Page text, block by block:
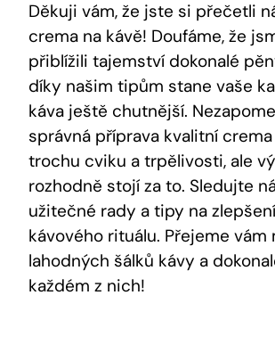
Děkuji vám, že jste si přečetli
crema na kávě! Doufáme, že
přiblížili tajemství dokonalé
díky našim tipům stane vaše
káva ještě chutnější.
správná příprava kvalitní
trochu cviku a trpělivosti, ale
rozhodně stojí za to. Sledujte
užitečné rady a tipy na
kávového rituálu. Přejeme vám
lahodných šálků kávy a
každém z nich!